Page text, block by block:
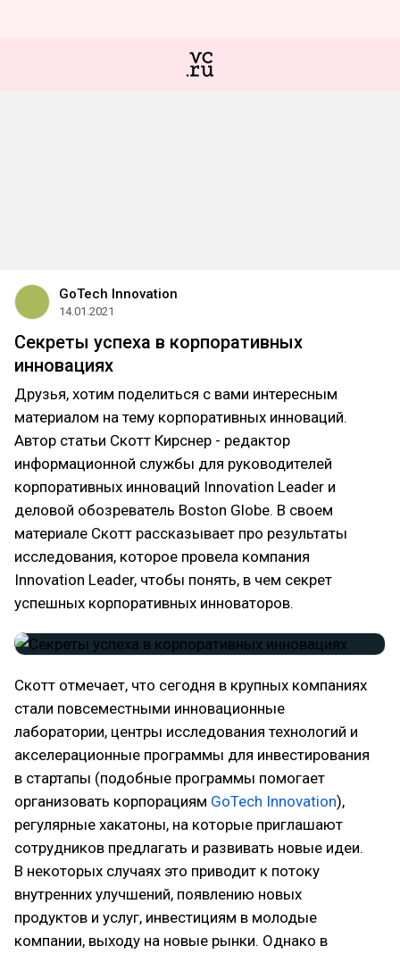
GoTech Innovation
14.01.2021
Секреты успеха в корпоративных
инновациях
Друзья, хотим поделиться с вами интересным
материалом на тему корпоративных инноваций.
Автор статьи Скотт Кирснер - редактор
информационной службы для руководителей
корпоративных инноваций Innovation Leader и
деловой обозреватель Boston Globe. В своем
материале Скотт рассказывает про результаты
исследования, которое провела компания
Innovation Leader, чтобы понять, в чем секрет
успешных корпоративных инноваторов.
Скотт отмечает, что сегодня в крупных компаниях
стали повсеместными инновационные
лаборатории, центры исследования технологий и
акселерационные программы для инвестирования
в стартапы (подобные программы помогает
организовать корпорациям GoTech Innovation),
регулярные хакатоны, на которые приглашают
сотрудников предлагать и развивать новые идеи.
В некоторых случаях это приводит к потоку
внутренних улучшений, появлению новых
продуктов и услуг, инвестициям в молодые
компании, выходу на новые рынки. Однако в